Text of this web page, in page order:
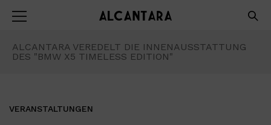
ALCANTARA VEREDELT DIE INNENAUSSTATTUNG
DES "BMW X5 TIMELESS EDITION"
VERANSTALTUNGEN